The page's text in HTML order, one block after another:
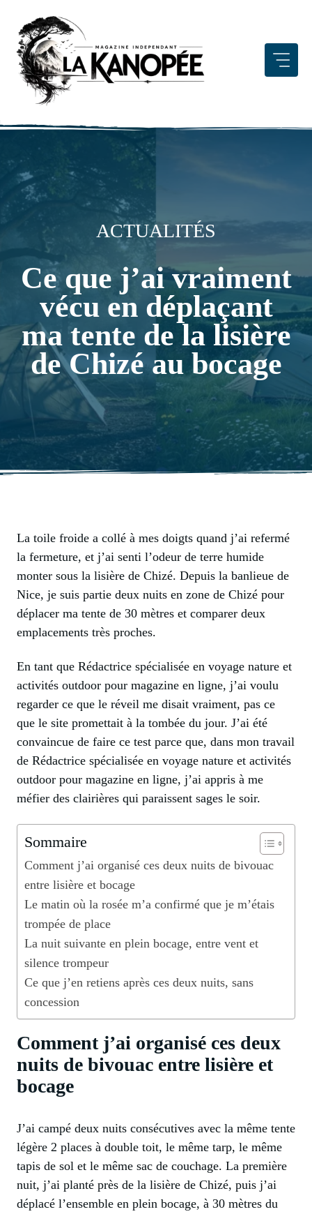
contenu
ACTUALITÉS
Ce que j’ai vraiment
vécu en déplaçant
ma tente de la lisière
de Chizé au bocage
La toile froide a collé à mes doigts quand j’ai refermé
la fermeture, et j’ai senti l’odeur de terre humide
monter sous la lisière de Chizé. Depuis la banlieue de
Nice, je suis partie deux nuits en zone de Chizé pour
déplacer ma tente de 30 mètres et comparer deux
emplacements très proches.
En tant que Rédactrice spécialisée en voyage nature et
activités outdoor pour magazine en ligne, j’ai voulu
regarder ce que le réveil me disait vraiment, pas ce
que le site promettait à la tombée du jour. J’ai été
convaincue de faire ce test parce que, dans mon travail
de Rédactrice spécialisée en voyage nature et activités
outdoor pour magazine en ligne, j’ai appris à me
méfier des clairières qui paraissent sages le soir.
Sommaire
Comment j’ai organisé ces deux nuits de bivouac
entre lisière et bocage
Le matin où la rosée m’a confirmé que je m’étais
trompée de place
La nuit suivante en plein bocage, entre vent et
silence trompeur
Ce que j’en retiens après ces deux nuits, sans
concession
Comment j’ai organisé ces deux
nuits de bivouac entre lisière et
bocage
J’ai campé deux nuits consécutives avec la même tente
légère 2 places à double toit, le même tarp, le même
tapis de sol et le même sac de couchage. La première
nuit, j’ai planté près de la lisière de Chizé, puis j’ai
déplacé l’ensemble en plein bocage, à 30 mètres du